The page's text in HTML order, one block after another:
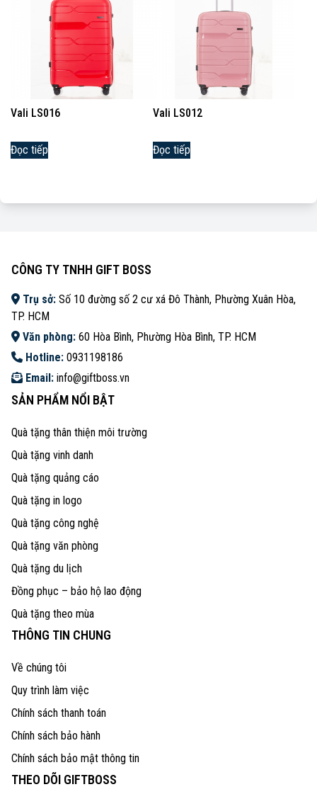
Vali LS016
Đọc tiếp
Vali LS012
Đọc tiếp
CÔNG TY TNHH GIFT BOSS
Trụ sở: Số 10 đường số 2 cư xá Đô Thành, Phường Xuân Hòa,
TP. HCM
Văn phòng: 60 Hòa Bình, Phường Hòa Bình, TP. HCM
Hotline: 0931198186
Email: info@giftboss.vn
SẢN PHẨM NỔI BẬT
Quà tặng thân thiện môi trường
Quà tặng vinh danh
Quà tặng quảng cáo
Quà tặng in logo
Quà tặng công nghệ
Quà tặng văn phòng
Quà tặng du lịch
Đồng phục – bảo hộ lao động
Quà tặng theo mùa
THÔNG TIN CHUNG
Về chúng tôi
Quy trình làm việc
Chính sách thanh toán
Chính sách bảo hành
Chính sách bảo mật thông tin
THEO DÕI GIFTBOSS